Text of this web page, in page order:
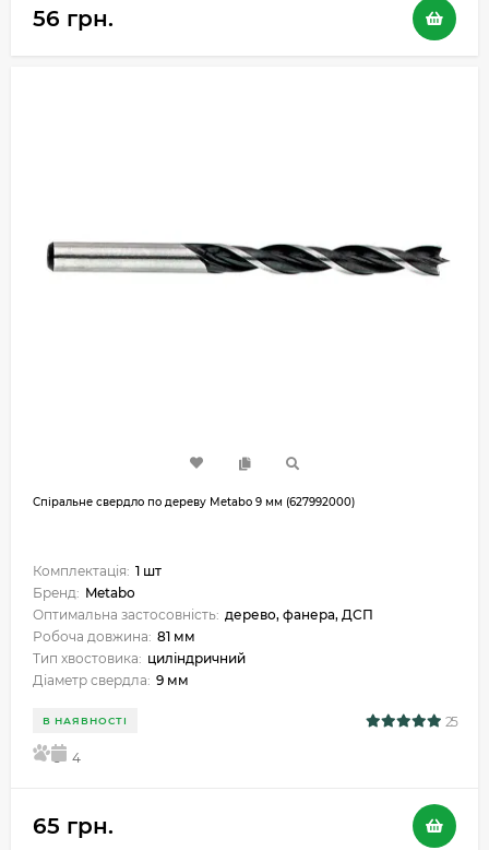
56 грн.
Спіральне свердло по дереву Metabo 9 мм (627992000)
Комплектація: 1 шт
Бренд: Metabo
Оптимальна застосовність: дерево, фанера, ДСП
Робоча довжина: 81 мм
Тип хвостовика: циліндричний
Діаметр свердла: 9 мм
В НАЯВНОСТІ 25
5 4
65 грн.